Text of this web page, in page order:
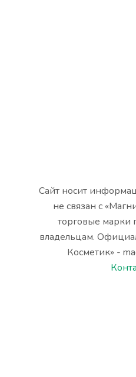
Сайт носит
не связан с
торговые марки
владельцам.
Косметик» -